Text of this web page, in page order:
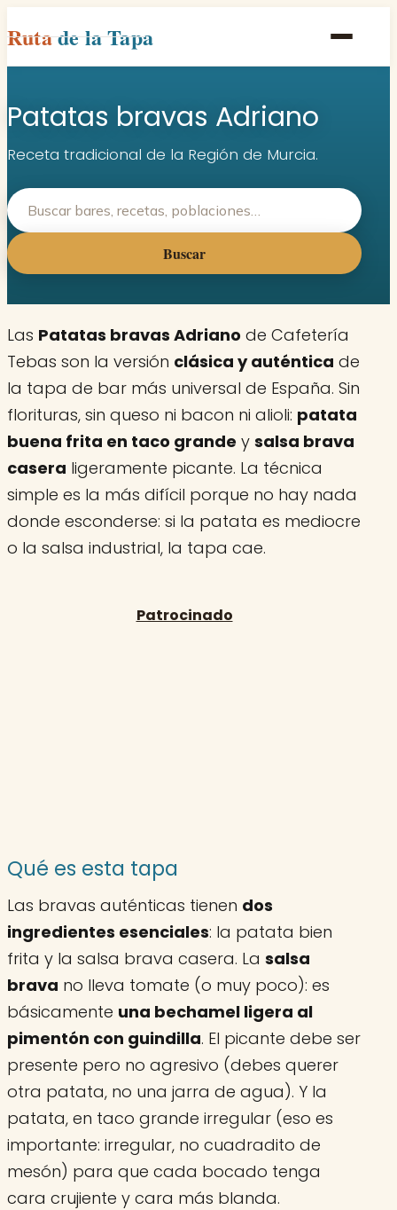
Rutade la Tapa
Inicio
Poblaciones
Rutas
Contacto
Patatas bravas Adriano
Receta tradicional de la Región de Murcia.
Buscar
Las Patatas bravas Adriano de Cafetería
Tebas son la versión clásica y auténtica de
la tapa de bar más universal de España. Sin
florituras, sin queso ni bacon ni alioli: patata
buena frita en taco grande y salsa brava
casera ligeramente picante. La técnica
simple es la más difícil porque no hay nada
donde esconderse: si la patata es mediocre
o la salsa industrial, la tapa cae.
Qué es esta tapa
Las bravas auténticas tienen dos
ingredientes esenciales: la patata bien
frita y la salsa brava casera. La salsa
brava no lleva tomate (o muy poco): es
básicamente una bechamel ligera al
pimentón con guindilla. El picante debe ser
presente pero no agresivo (debes querer
otra patata, no una jarra de agua). Y la
patata, en taco grande irregular (eso es
importante: irregular, no cuadradito de
mesón) para que cada bocado tenga
cara crujiente y cara más blanda.